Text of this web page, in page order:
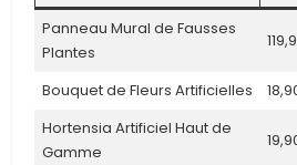
Panneau Mural de Fausses
Plantes
Bouquet de Fleurs Artificielles
Hortensia Artificiel Haut de
Gamme